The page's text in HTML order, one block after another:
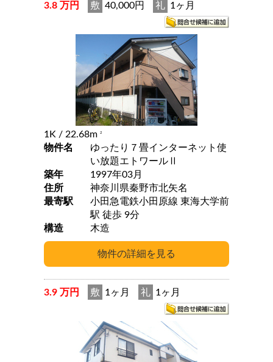
3.8 万円 敷 40,000円 礼 1ヶ月
1K / 22.68m 2
物件名
ゆったり７畳インターネット使
い放題エトワールⅡ
築年
1997年03月
住所
神奈川県秦野市北矢名
最寄駅
小田急電鉄小田原線 東海大学前
駅 徒歩 9分
構造
木造
3.9 万円 敷 1ヶ月 礼 1ヶ月